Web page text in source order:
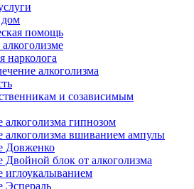
дом
помощь
нарколога
алкоголизма
и созависимым
алкоголизма гипнозом
алкоголизма вшиванием ампулы
Довженко
Двойной блок от алкоголизма
иглоукалыванием
Эспераль